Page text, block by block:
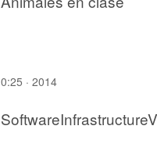
0:25 · 2014